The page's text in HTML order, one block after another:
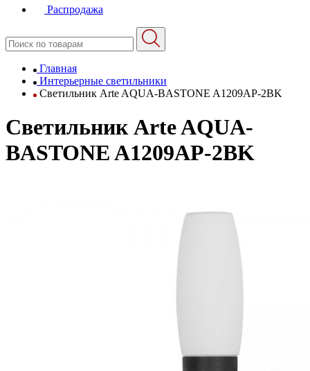
Распродажа
Главная
Интерьерные светильники
Светильник Arte AQUA-BASTONE A1209AP-2BK
Светильник Arte AQUA-
BASTONE A1209AP-2BK